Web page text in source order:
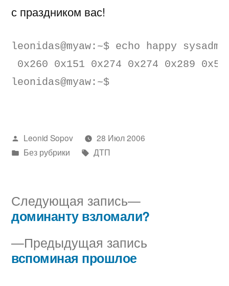
с праздником вас!
leonidas@myaw:~$ echo happy
0x260 0x151 0x274 0x274 0x289
leonidas@myaw:~$
Написано
автором
Leonid Sopov
28 Июл 2006
Написано
Без рубрики Метки:
ДТП
Навигация
по
записям
Предыдущая запись
вспоминая прошлое
Следующая запись
Следующая
запись:
доминанту взломали?